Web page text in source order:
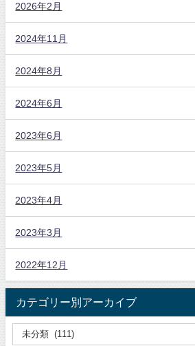
2026年2月
2024年11月
2024年8月
2024年6月
2023年6月
2023年5月
2023年4月
2023年3月
2022年12月
カテゴリー別アーカイブ